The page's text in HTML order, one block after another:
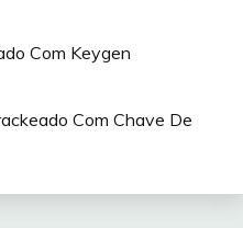
Com Keygen
Com Chave De